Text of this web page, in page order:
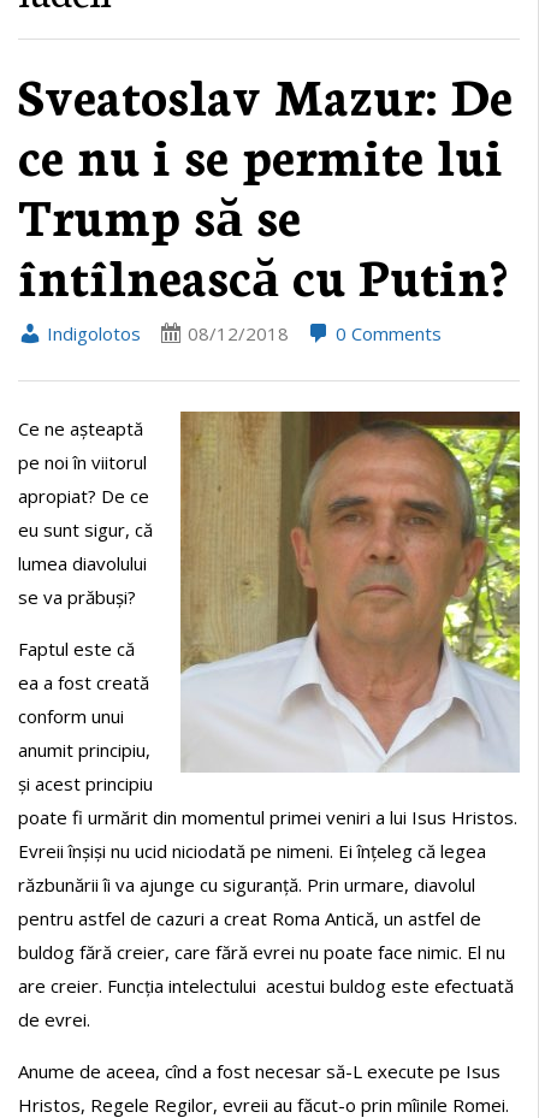
Sveatoslav Mazur: De
ce nu i se permite lui
Trump să se
întîlnească cu Putin?
Indigolotos 08/12/2018 0 Comments
Ce ne așteaptă
pe noi în viitorul
apropiat? De ce
eu sunt sigur, că
lumea diavolului
se va prăbuși?
Faptul este că
ea a fost creată
conform unui
anumit principiu,
și acest principiu
poate fi urmărit din momentul primei veniri a lui Isus Hristos.
Evreii înșiși nu ucid niciodată pe nimeni. Ei înțeleg că legea
răzbunării îi va ajunge cu siguranță. Prin urmare, diavolul
pentru astfel de cazuri a creat Roma Antică, un astfel de
buldog fără creier, care fără evrei nu poate face nimic. El nu
are creier. Funcția intelectului acestui buldog este efectuată
de evrei.
Anume de aceea, cînd a fost necesar să-L execute pe Isus
Hristos, Regele Regilor, evreii au făcut-o prin mîinile Romei.